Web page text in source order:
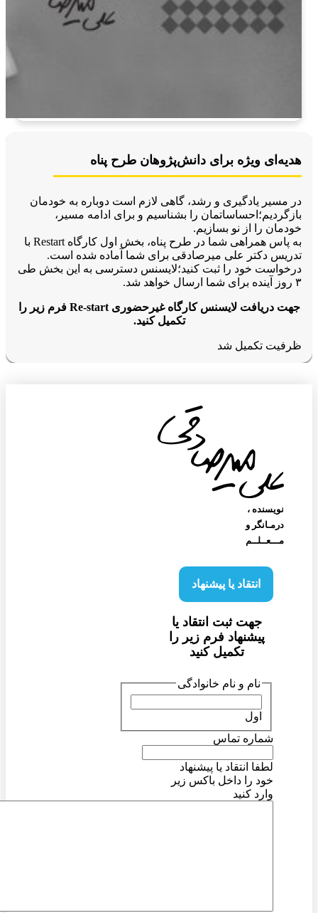
ویژه برای دانش‌پژوهان طرح پناه
مسیر یادگیری و رشد، گاهی لازم است دوباره به خودمان
احساساتمان را بشناسیم و برای ادامه مسیر،
را از نو بسازیم.
به پاس همراهی شما در طرح پناه، بخش اول کارگاه Restart با
دکتر علی میرصادقی برای شما آماده شده است.
خود را ثبت کنید؛لایسنس دسترسی به این بخش طی
جهت دریافت لایسنس کارگاه غیرحضوری Re-start فرم زیر را
تکمیل کنید.
تکمیل شد
نویسنده‌ ،
درمـانگر و
مـــعــلــم
انتقاد یا پیشنهاد
جهت ثبت انتقاد یا
پیشنهاد فرم زیر را
تکمیل کنید
نام و نام خانوادگی
شماره تماس
لطفا انتقاد یا پیشنهاد
خود را داخل باکس زیر
وارد کنید